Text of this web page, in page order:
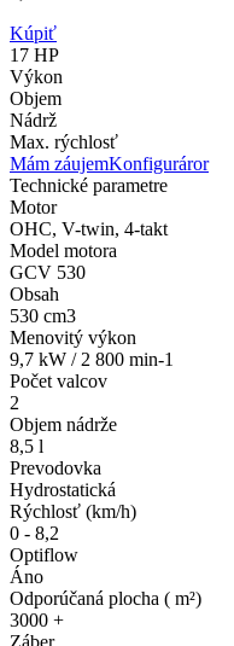
Kúpiť
17 HP
Výkon
Objem
Nádrž
Max. rýchlosť
Mám záujemKonfiguráror
Technické parametre
Motor
OHC, V-twin, 4-takt
Model motora
GCV 530
Obsah
530 cm3
Menovitý výkon
9,7 kW / 2 800 min-1
Počet valcov
2
Objem nádrže
8,5 l
Prevodovka
Hydrostatická
Rýchlosť (km/h)
0 - 8,2
Optiflow
Áno
Odporúčaná plocha ( m²)
3000 +